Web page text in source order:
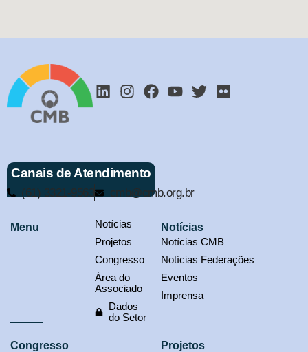
Canais de Atendimento
(61) 3321-9563 cmb@cmb.org.br
Menu
Notícias
Projetos
Congresso
Área do
Associado
Dados
do Setor
Notícias
Notícias CMB
Notícias Federações
Eventos
Imprensa
Congresso
Projetos